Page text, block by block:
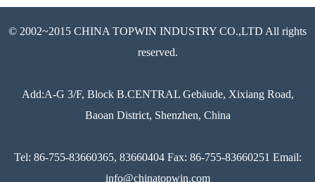
© 2002~2015 CHINA TOPWIN INDUSTRY CO.,LTD All rights
reserved.
Add:A-G 3/F, Block B.CENTRAL Gebäude, Xixiang Road,
Baoan District, Shenzhen, China
Tel: 86-755-83660365, 83660404 Fax: 86-755-83660251 Email:
info@chinatopwin.com